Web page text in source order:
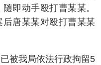
即动手殴打曹某某。
唐某某对殴打曹某某
我局依法行政拘留5